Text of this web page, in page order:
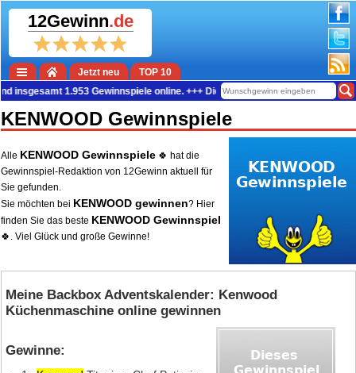
12Gewinn.de
Jetzt neu
TOP 10
insgesamt 1.953 Gewinnspiele online. +++ Die aktuelle Gewinn-Summe
KENWOOD Gewinnspiele
Alle KENWOOD Gewinnspiele 🍀 hat die
Gewinnspiel-Redaktion von 12Gewinn aktuell für
Sie gefunden.
Sie möchten bei KENWOOD gewinnen? Hier
finden Sie das beste KENWOOD Gewinnspiel
🍀. Viel Glück und große Gewinne!
Meine Backbox Adventskalender: Kenwood
Küchenmaschine online gewinnen
Gewinne: